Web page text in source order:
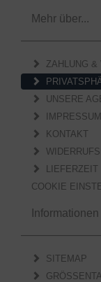
Mehr über...
ZAHLUNG &
UNSERE
IMPRESSUM
KONTAKT
LIEFERZEIT
COOKIE
Informationen
SITEMAP